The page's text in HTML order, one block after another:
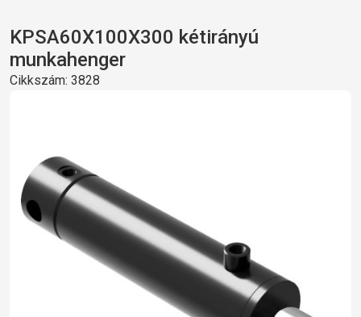
KPSA60X100X300 kétirányú
munkahenger
Cikkszám: 3828